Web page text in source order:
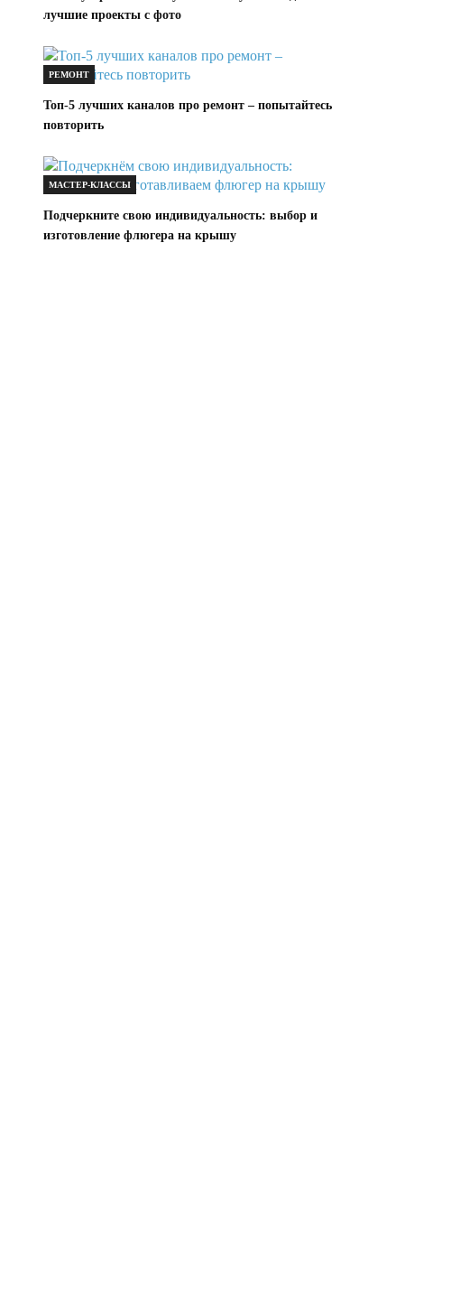
лучшие проекты с фото
РЕМОНТ
Топ-5 лучших каналов про ремонт – попытайтесь
повторить
МАСТЕР-КЛАССЫ
Подчеркните свою индивидуальность: выбор и
изготовление флюгера на крышу